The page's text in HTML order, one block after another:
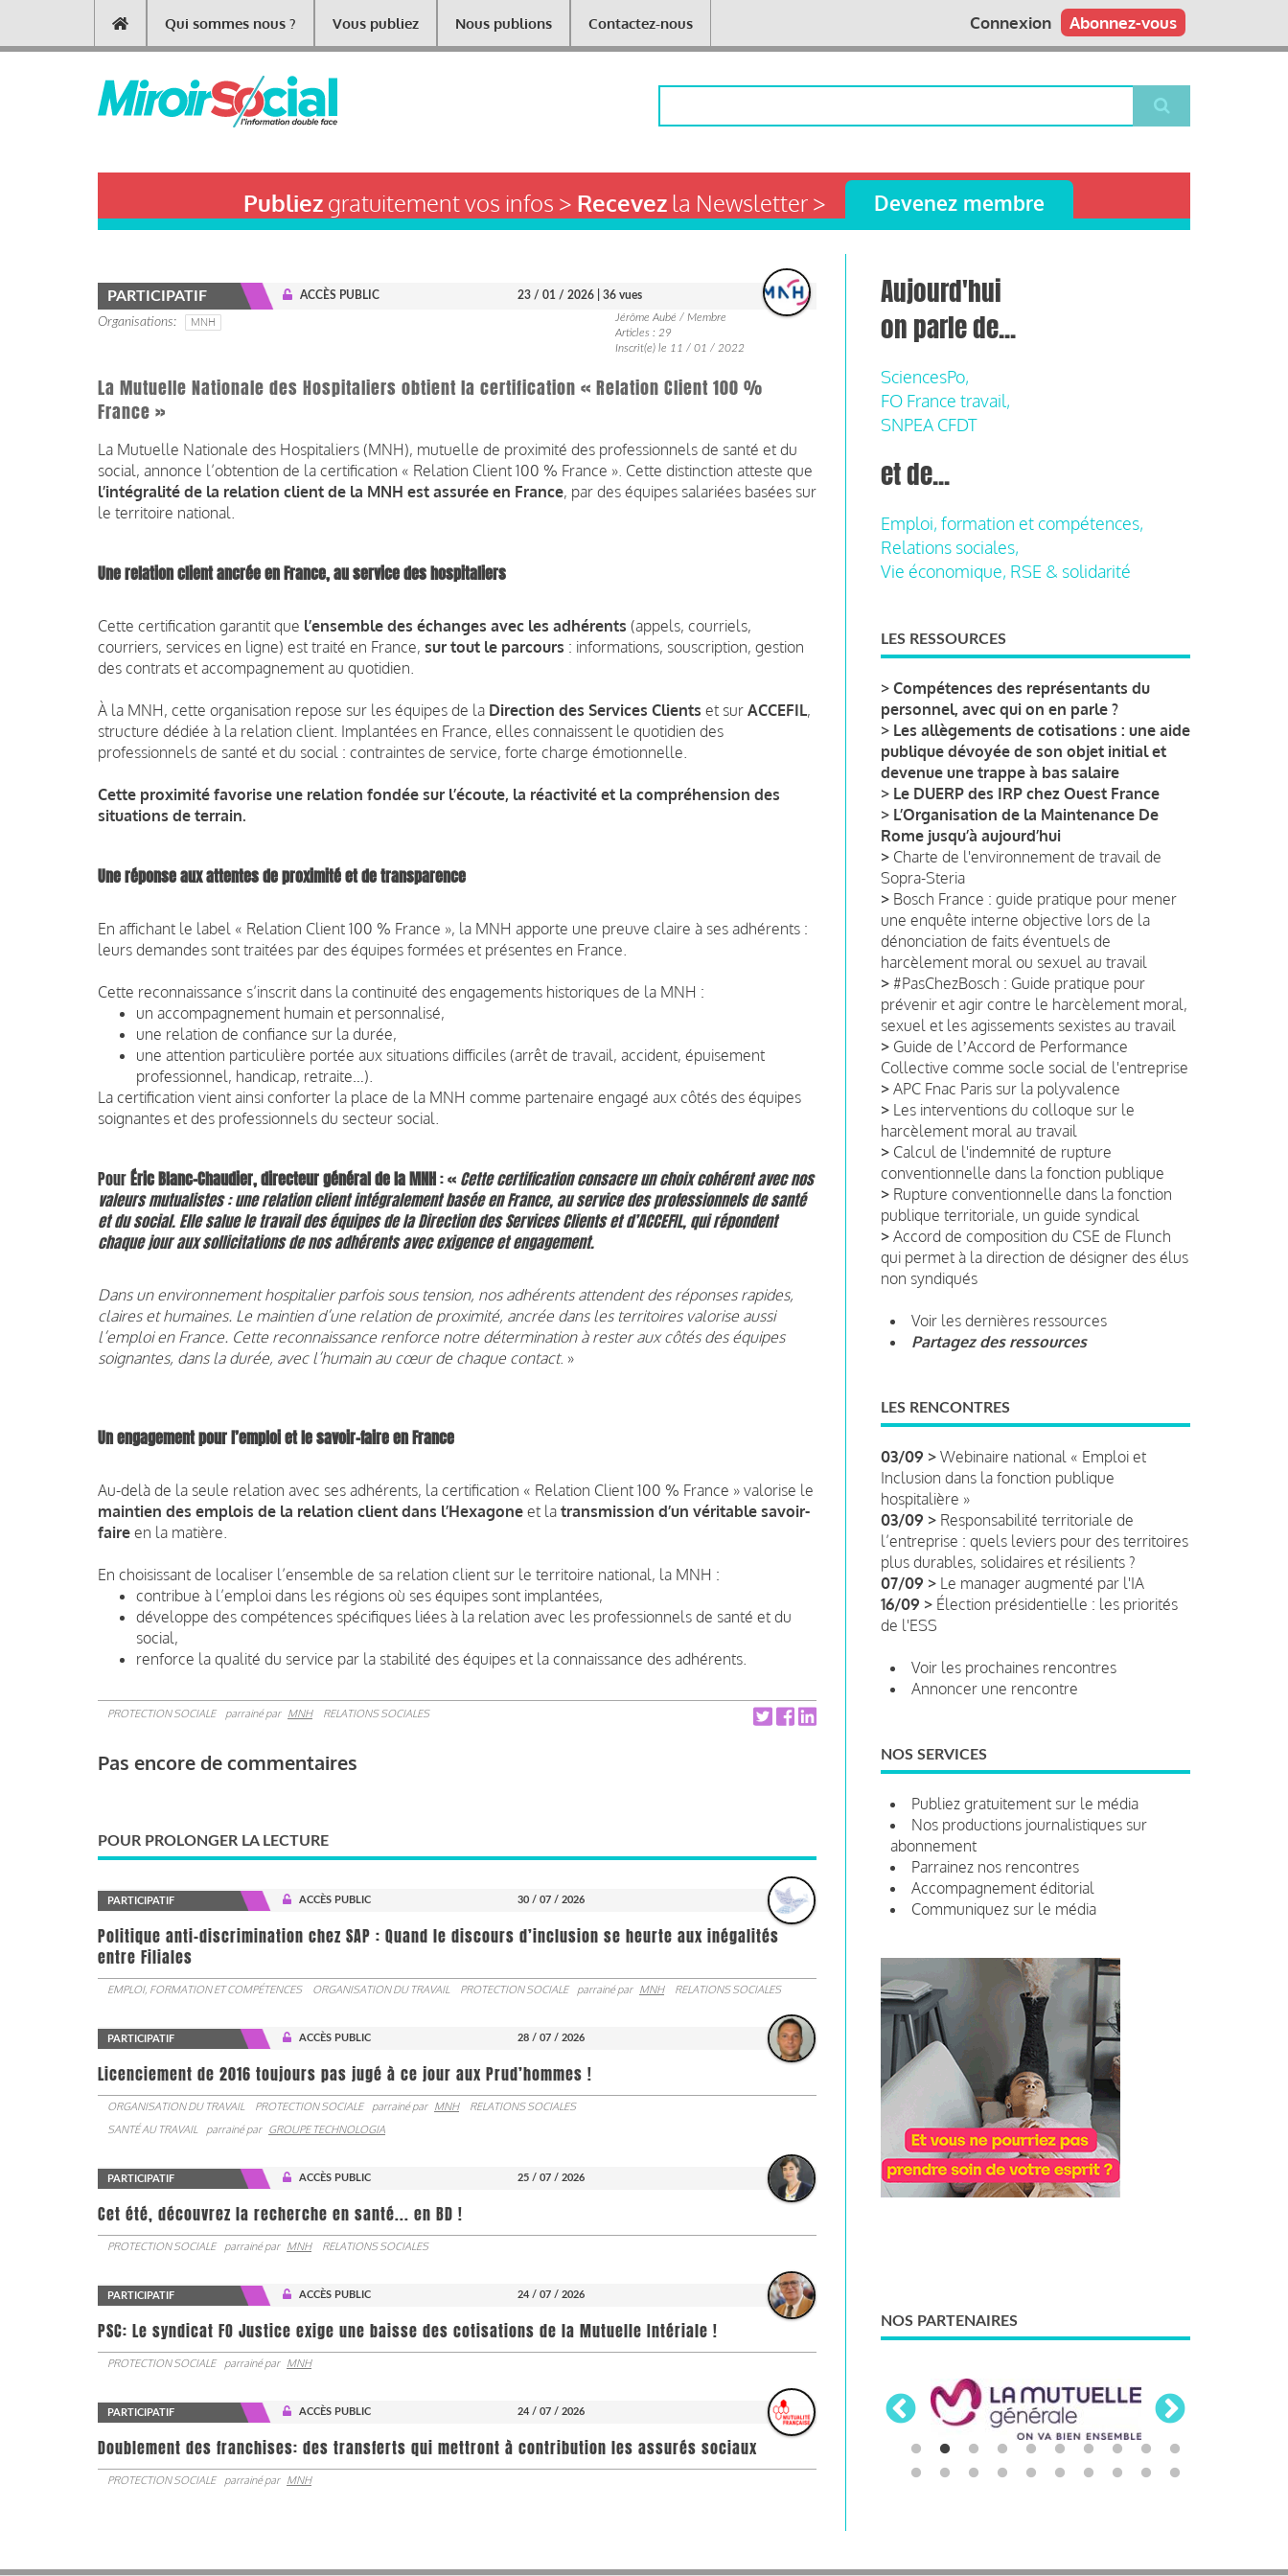
contenu
Main
navigation
Qui sommes nous ? Vous publiez Nous publions Contactez-nous Abonnez-vous
Connexion
Publiezgratuitement vos infos > Recevezla Newsletter > Devenez membre
PARTICIPATIF ACCÈS PUBLIC 23 / 01 / 2026 | 36 vues
Organisations MNH
Jérôme Aubé / Membre
Articles : 29
Inscrit(e) le 11 / 01 / 2022
La Mutuelle Nationale des Hospitaliers obtient la certification « Relation Client 100 %
France »
La Mutuelle Nationale des Hospitaliers (MNH), mutuelle de proximité des professionnels de santé et du
social, annonce l’obtention de la certification « Relation Client 100 % France ». Cette distinction atteste que
l’intégralité de la relation client de la MNH est assurée en France, par des équipes salariées basées sur
le territoire national.
Une relation client ancrée en France, au service des hospitaliers
Cette certification garantit que l’ensemble des échanges avec les adhérents (appels, courriels,
courriers, services en ligne) est traité en France, sur tout le parcours : informations, souscription, gestion
des contrats et accompagnement au quotidien.
À la MNH, cette organisation repose sur les équipes de la Direction des Services Clients et sur ACCEFIL,
structure dédiée à la relation client. Implantées en France, elles connaissent le quotidien des
professionnels de santé et du social : contraintes de service, forte charge émotionnelle.
Cette proximité favorise une relation fondée sur l’écoute, la réactivité et la compréhension des
situations de terrain.
Une réponse aux attentes de proximité et de transparence
En affichant le label « Relation Client 100 % France », la MNH apporte une preuve claire à ses adhérents :
leurs demandes sont traitées par des équipes formées et présentes en France.
Cette reconnaissance s’inscrit dans la continuité des engagements historiques de la MNH :
un accompagnement humain et personnalisé,
une relation de confiance sur la durée,
une attention particulière portée aux situations difficiles (arrêt de travail, accident, épuisement
professionnel, handicap, retraite…).
La certification vient ainsi conforter la place de la MNH comme partenaire engagé aux côtés des équipes
soignantes et des professionnels du secteur social.
PourÉric Blanc-Chaudier, directeur général de la MNH: « Cette certification consacre un choix cohérent avec nos
valeurs mutualistes : une relation client intégralement basée en France, au service des professionnels de santé
et du social. Elle salue le travail des équipes de la Direction des Services Clients et d’ACCEFIL, qui répondent
chaque jour aux sollicitations de nos adhérents avec exigence et engagement.
Dans un environnement hospitalier parfois sous tension, nos adhérents attendent des réponses rapides,
claires et humaines. Le maintien d’une relation de proximité, ancrée dans les territoires valorise aussi
l’emploi en France. Cette reconnaissance renforce notre détermination à rester aux côtés des équipes
soignantes, dans la durée, avec l’humain au cœur de chaque contact. »
Un engagement pour l’emploi et le savoir-faire en France
Au-delà de la seule relation avec ses adhérents, la certification « Relation Client 100 % France » valorise le
maintien des emplois de la relation client dans l’Hexagone et la transmission d’un véritable savoir-
faire en la matière.
En choisissant de localiser l’ensemble de sa relation client sur le territoire national, la MNH :
contribue à l’emploi dans les régions où ses équipes sont implantées,
développe des compétences spécifiques liées à la relation avec les professionnels de santé et du
social,
renforce la qualité du service par la stabilité des équipes et la connaissance des adhérents.
PROTECTION SOCIALE parrainé par MNH RELATIONS SOCIALES
Pas encore de commentaires
POUR PROLONGER LA LECTURE
PARTICIPATIF ACCÈS PUBLIC 30 / 07 / 2026
Politique anti-discrimination chez SAP : Quand le discours d’inclusion se heurte aux inégalités
entre Filiales
EMPLOI, FORMATION ET COMPÉTENCES ORGANISATION DU TRAVAIL PROTECTION SOCIALE parrainé par MNH RELATIONS SOCIALES
PARTICIPATIF ACCÈS PUBLIC 28 / 07 / 2026
Licenciement de 2016 toujours pas jugé à ce jour aux Prud’hommes !
ORGANISATION DU TRAVAIL PROTECTION SOCIALE parrainé par MNH
RELATIONS SOCIALES
SANTÉ AU TRAVAIL
parrainé par GROUPE TECHNOLOGIA
PARTICIPATIF ACCÈS PUBLIC 25 / 07 / 2026
Cet été, découvrez la recherche en santé... en BD !
PROTECTION SOCIALE parrainé par MNH RELATIONS SOCIALES
PARTICIPATIF ACCÈS PUBLIC 24 / 07 / 2026
PSC: Le syndicat FO Justice exige une baisse des cotisations de la Mutuelle Intériale !
PROTECTION SOCIALE parrainé par MNH
PARTICIPATIF ACCÈS PUBLIC 24 / 07 / 2026
Doublement des franchises: des transferts qui mettront à contribution les assurés sociaux
PROTECTION SOCIALE parrainé par MNH
Aujourd'hui
on parle de...
SciencesPo,
FO France travail,
SNPEA CFDT
et de...
Emploi, formation et compétences,
Relations sociales,
Vie économique, RSE & solidarité
LES RESSOURCES
> Compétences des représentants du
personnel, avec qui on en parle ?
> Les allègements de cotisations : une aide
publique dévoyée de son objet initial et
devenue une trappe à bas salaire
> Le DUERP des IRP chez Ouest France
> L’Organisation de la Maintenance De
Rome jusqu’à aujourd’hui
> Charte de l'environnement de travail de
Sopra-Steria
> Bosch France : guide pratique pour mener
une enquête interne objective lors de la
dénonciation de faits éventuels de
harcèlement moral ou sexuel au travail
> #PasChezBosch : Guide pratique pour
prévenir et agir contre le harcèlement moral,
sexuel et les agissements sexistes au travail
> Guide de lʼAccord de Performance
Collective comme socle social de l'entreprise
> APC Fnac Paris sur la polyvalence
> Les interventions du colloque sur le
harcèlement moral au travail
> Calcul de l'indemnité de rupture
conventionnelle dans la fonction publique
> Rupture conventionnelle dans la fonction
publique territoriale, un guide syndical
> Accord de composition du CSE de Flunch
qui permet à la direction de désigner des élus
non syndiqués
Voir les dernières ressources
Partagez des ressources
LES RENCONTRES
03/09 > Webinaire national « Emploi et
Inclusion dans la fonction publique
hospitalière »
03/09 > Responsabilité territoriale de
l’entreprise : quels leviers pour des territoires
plus durables, solidaires et résilients ?
07/09 > Le manager augmenté par l'IA
16/09 > Élection présidentielle : les priorités
de l'ESS
Voir les prochaines rencontres
Annoncer une rencontre
NOS SERVICES
Publiez gratuitement sur le média
Nos productions journalistiques sur
abonnement
Parrainez nos rencontres
Accompagnement éditorial
Communiquez sur le média
NOS PARTENAIRES